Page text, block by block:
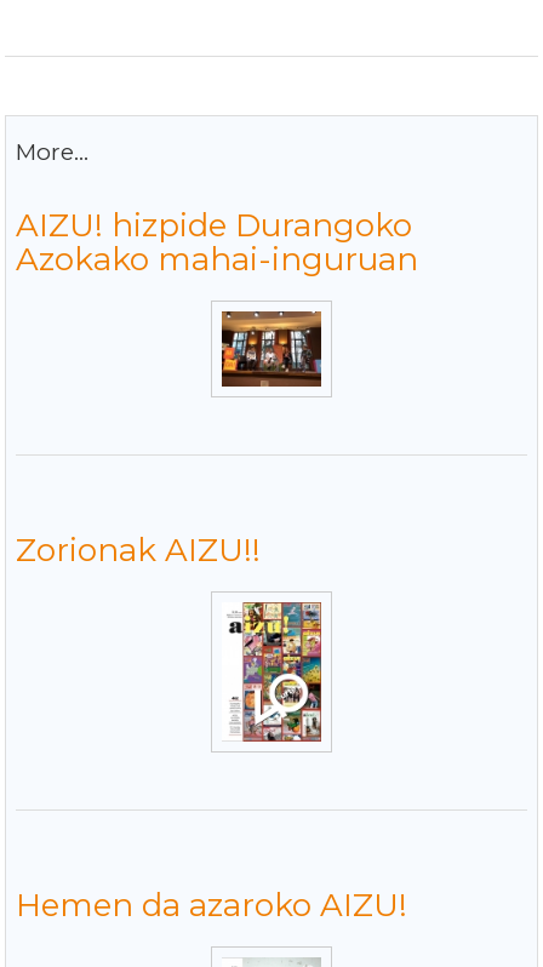
More...
AIZU! hizpide Durangoko
Azokako mahai-inguruan
Zorionak AIZU!!
Hemen da azaroko AIZU!